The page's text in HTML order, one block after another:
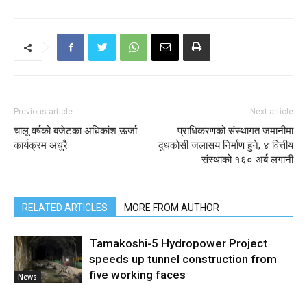
Previous article
चालू वर्षको बजेटका अधिकांश ऊर्जा
कार्यक्रम अधुरै
Next article
प्राधिकरणको संस्थागत जमानीमा
दुधकोसी जलासय निर्माण हुने, ४ वित्तीय
संस्थाको १६० अर्ब लगानी
RELATED ARTICLES MORE FROM AUTHOR
News
Tamakoshi-5 Hydropower Project
speeds up tunnel construction from
five working faces